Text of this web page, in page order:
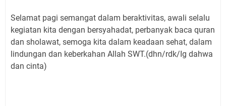
Selamat pagi semangat dalam beraktivitas, awali selalu
kegiatan kita dengan bersyahadat, perbanyak baca quran
dan sholawat, semoga kita dalam keadaan sehat, dalam
lindungan dan keberkahan Allah SWT.(dhn/rdk/Ig dahwa
dan cinta)